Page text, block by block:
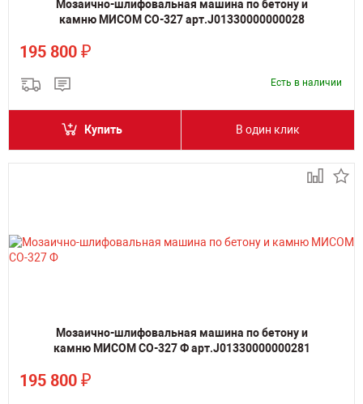
Мозаично-шлифовальная машина по бетону и
камню МИСОМ СО-327 арт.J01330000000028
195 800 ₽
Есть в наличии
Купить В один клик
Мозаично-шлифовальная машина по бетону и
камню МИСОМ СО-327 Ф арт.J01330000000281
195 800 ₽